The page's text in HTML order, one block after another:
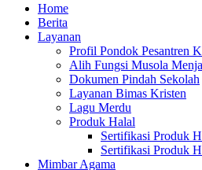
Home
Berita
Layanan
Profil Pondok Pesantren
Alih Fungsi Musola
Dokumen Pindah Sekolah
Layanan Bimas Kristen
Lagu Merdu
Produk Halal
Sertifikasi Produk
Sertifikasi Produk
Mimbar Agama